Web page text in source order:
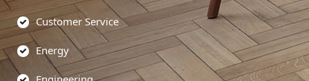
Customer Service
Energy